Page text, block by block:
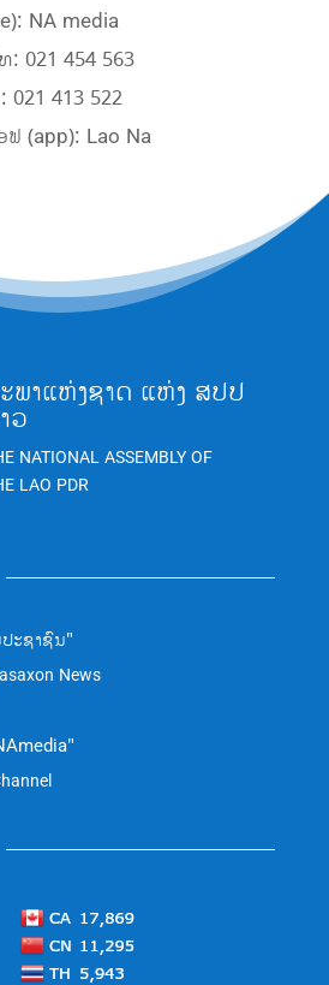
NA media
: 021 454 563
413 522
(app): Lao Na
ພາແຫ່ງຊາດ ແຫ່ງ ສປປ
ວ
NATIONAL ASSEMBLY OF
LAO PDR
ະຊາຊົນ"
News